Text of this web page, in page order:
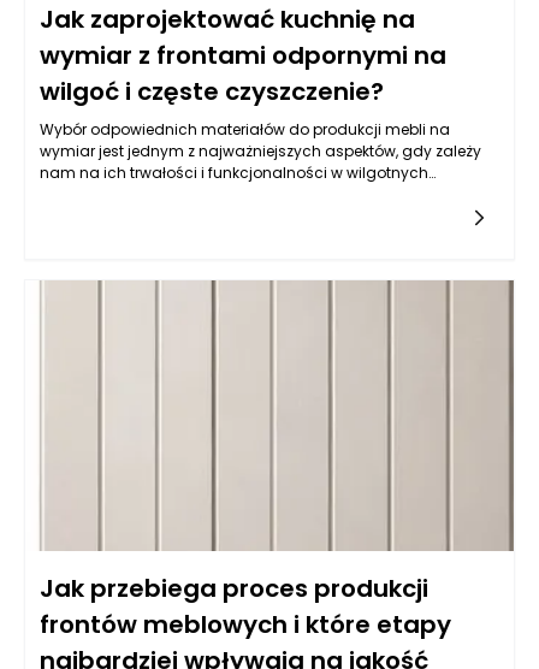
Jak zaprojektować kuchnię na
wymiar z frontami odpornymi na
wilgoć i częste czyszczenie?
Wybór odpowiednich materiałów do produkcji mebli na
wymiar jest jednym z najważniejszych aspektów, gdy zależy
nam na ich trwałości i funkcjonalności w wilgotnych
sklejka wodoodporna. Istotne jest, aby materiał miał
Jak przebiega proces produkcji
frontów meblowych i które etapy
najbardziej wpływają na jakość